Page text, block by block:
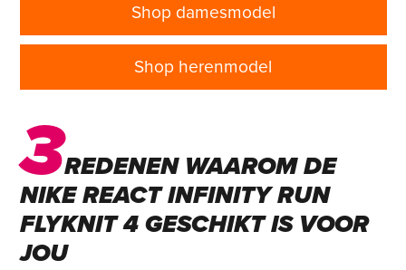
Shop damesmodel
Shop herenmodel
3REDENEN WAAROM DE
NIKE REACT INFINITY RUN
FLYKNIT 4 GESCHIKT IS VOOR
JOU